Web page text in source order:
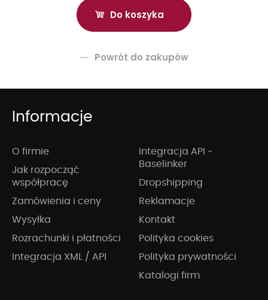
Powrót do zakupów
Informacje
O firmie
Jak rozpocząć
współpracę
Zamówienia i ceny
Wysyłka
Rozrachunki i płatności
Integracja XML / API
Integracja API -
Baselinker
Dropshipping
Reklamacje
Kontakt
Polityka cookies
Polityka prywatności
Katalogi firm